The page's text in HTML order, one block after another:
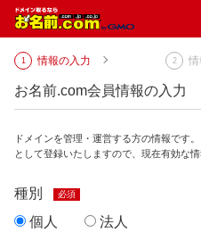
情報の入力
お名前.com会員情報の入力
ドメインを管理・運営する方の情報です
として登録いたしますので、現在有効な
種別 必須
個人 法人